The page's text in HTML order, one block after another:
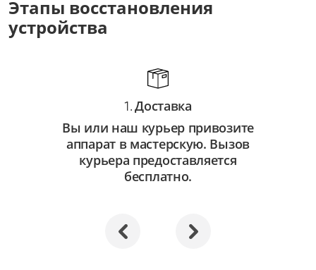
от 3 500 ₽
Восстановление системы
Этапы восстановления
устройства
1.Доставка
Вы или наш курьер привозите
аппарат в мастерскую. Вызов
курьера предоставляется
бесплатно.